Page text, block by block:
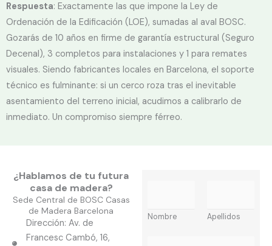
Respuesta: Exactamente las que impone la Ley de
Ordenación de la Edificación (LOE), sumadas al aval BOSC.
Gozarás de 10 años en firme de garantía estructural (Seguro
Decenal), 3 completos para instalaciones y 1 para remates
visuales. Siendo fabricantes locales en Barcelona, el soporte
técnico es fulminante: si un cerco roza tras el inevitable
asentamiento del terreno inicial, acudimos a calibrarlo de
inmediato. Un compromiso siempre férreo.
¿Hablamos de tu futura
casa de madera?
Sede Central de BOSC Casas
de Madera Barcelona
Dirección: Av. de
Francesc Cambó, 16,
m
Nombre Apellidos